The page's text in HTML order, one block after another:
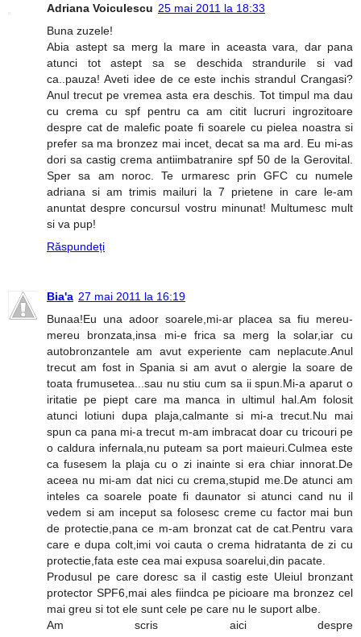
Adriana Voiculescu 25 mai 2011 la 18:33
Buna zuzele!
Abia astept sa merg la mare in aceasta vara, dar pana
atunci tot astept sa se deschida strandurile si vad
ca..pauza! Aveti idee de ce este inchis strandul Crangasi?
Anul trecut pe vremea asta era deschis. Tot timpul ma dau
cu crema cu spf pentru ca am citit lucruri ingrozitoare
despre cat de malefic poate fi soarele cu pielea noastra si
prefer sa ma bronzez mai incet, decat sa ma ard. Eu mi-as
dori sa castig crema antiimbatranire spf 50 de la Gerovital.
Sper sa am noroc. Te urmaresc prin GFC cu numele
adriana si am trimis mailuri la 7 prietene in care le-am
anuntat despre concursul vostru minunat! Multumesc mult
si va pup!
Răspundeți
Bia'a 27 mai 2011 la 16:19
Bunaa!Eu una adoor soarele,mi-ar placea sa fiu mereu-
mereu bronzata,insa mi-e frica sa merg la solar,iar cu
autobronzantele am avut experiente cam neplacute.Anul
trecut am fost in Spania si am avut o alergie la soare de
toata frumusetea...sau nu stiu cum sa ii spun.Mi-a aparut o
iritatie pe piept care ma manca in ultimul hal.Am folosit
atunci lotiuni dupa plaja,calmante si mi-a trecut.Nu mai
spun ca pana mi-a trecut m-am imbracat doar cu tricouri pe
o caldura infernala,nu puteam sa port maieuri.Culmea este
ca fusesem la plaja cu o zi inainte si era chiar innorat.De
aceea nu mi-am dat nici cu crema,stupid me.De atunci am
inteles ca soarele poate fi daunator si atunci cand nu il
vedem si am inceput sa folosesc creme cu factor mai bun
de protectie,pana ce m-am bronzat cat de cat.Pentru vara
care e dupa colt,imi voi cauta o crema hidratanta de zi cu
protectie,fata este cea mai expusa soarelui,din pacate.
Produsul pe care doresc sa il castig este Uleiul bronzant
protector SPF6,mai ales fiindca pe picioare ma bronzez cel
mai greu si tot ele sunt cele pe care nu le suport albe.
Am scris aici despre